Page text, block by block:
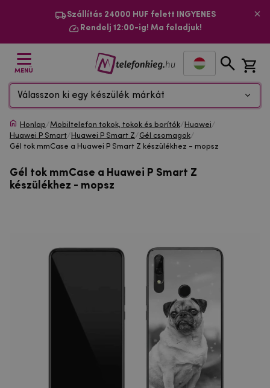
Szállítás 24000 HUF felett INGYENES
Rendelj 12:00-ig! Ma feladjuk!
MENÜ
Válasszon ki egy készülék márkát
Honlap/Mobiltelefon tokok, tokok és borítók/ Huawei/
Huawei P Smart/ Huawei P Smart Z/Gél csomagok/
Gél tok mmCase a Huawei P Smart Z készülékhez - mopsz
Gél tok mmCase a Huawei P Smart Z
készülékhez - mopsz